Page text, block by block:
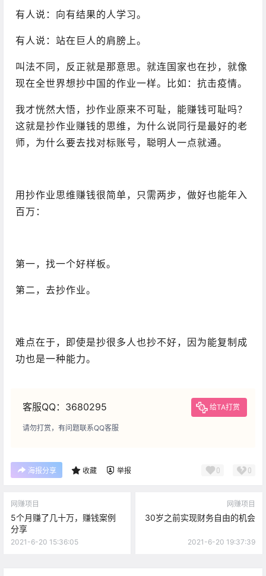
有人说：向有结果的人学习。
有人说：站在巨人的肩膀上。
叫法不同，反正就是那意思。就连国家也在抄，就像
现在全世界想抄中国的作业一样。比如：抗击疫情。
我才恍然大悟，抄作业原来不可耻，能赚钱可耻吗？
这就是抄作业赚钱的思维，为什么说同行是最好的老
师，为什么要去找对标账号，聪明人一点就通。
用抄作业思维赚钱很简单，只需两步，做好也能年入
百万：
第一，找一个好样板。
第二，去抄作业。
难点在于，即使是抄很多人也抄不好，因为能复制成
功也是一种能力。
客服QQ：3680295 给TA打赏
请勿打赏，有问题联系QQ客服
海报分享 收藏 举报 0 0
网赚项目
5个月赚了几十万，赚钱案例
分享
2021-6-20 15:36:05
网赚项目
30岁之前实现财务自由的机会
2021-6-20 19:37:39